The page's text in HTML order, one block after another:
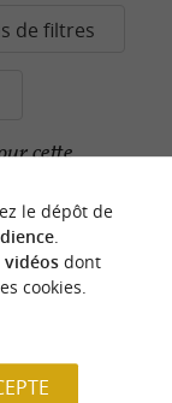
de filtres
cette
le dépôt de
.
vidéosdont
cookies.